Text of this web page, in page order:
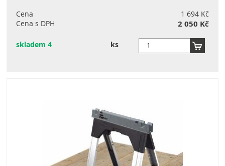
Cena
1 694 Kč
Cena s DPH
2 050 Kč
skladem 4 ks